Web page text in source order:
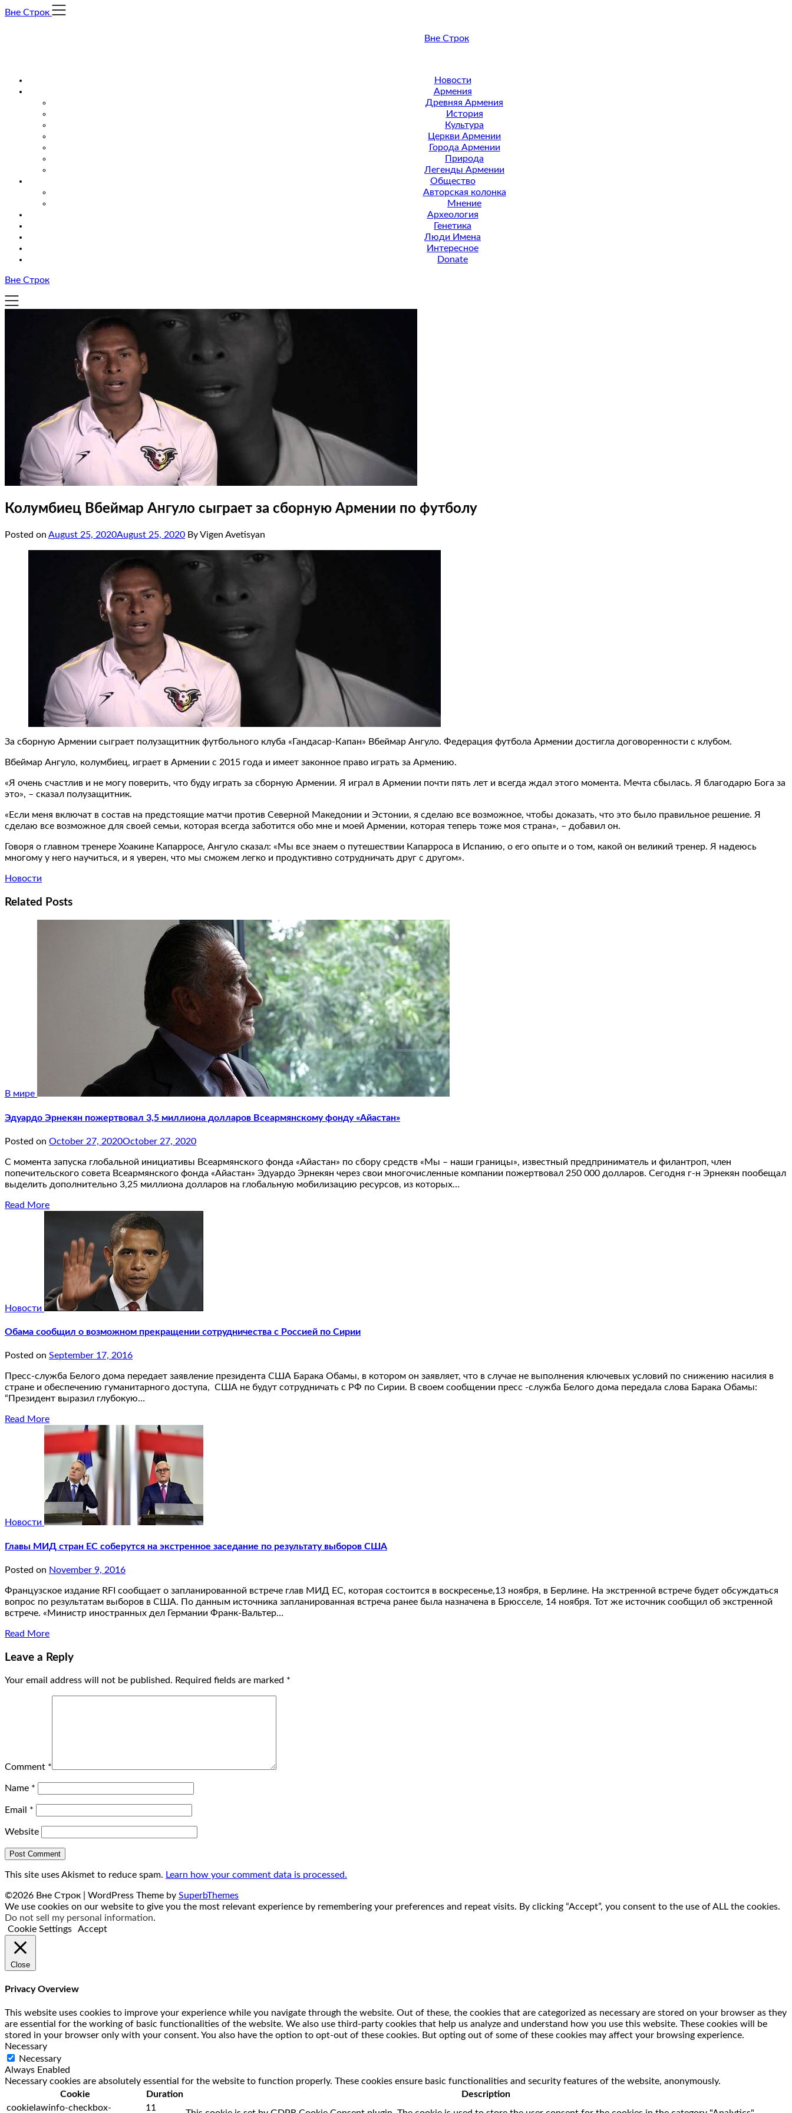
Skip
Вне Строк
Вне Строк
Новости
Армения
Древняя Армения
История
Культура
Церкви Армении
Города Армении
Природа
Легенды Армении
Общество
Авторская колонка
Мнение
Археология
Генетика
Люди Имена
Интересное
Donate
Вне Строк
Колумбиец Вбеймар Ангуло сыграет за сборную Армении по футболу
Posted on August 25, 2020August 25, 2020 By Vigen Avetisyan
За сборную Армении сыграет полузащитник футбольного клуба «Гандасар-Капан» Вбеймар Ангуло. Федерация футбола Армении достигла договоренности с клубом.
Вбеймар Ангуло, колумбиец, играет в Армении с 2015 года и имеет законное право играть за Армению.
«Я очень счастлив и не могу поверить, что буду играть за сборную Армении. Я играл в Армении почти пять лет и всегда ждал этого момента. Мечта сбылась. Я благодарю Бога за
это», – сказал полузащитник.
«Если меня включат в состав на предстоящие матчи против Северной Македонии и Эстонии, я сделаю все возможное, чтобы доказать, что это было правильное решение. Я
сделаю все возможное для своей семьи, которая всегда заботится обо мне и моей Армении, которая теперь тоже моя страна», – добавил он.
Говоря о главном тренере Хоакине Капарросе, Ангуло сказал: «Мы все знаем о путешествии Капарроса в Испанию, о его опыте и о том, какой он великий тренер. Я надеюсь
многому у него научиться, и я уверен, что мы сможем легко и продуктивно сотрудничать друг с другом».
Новости
Related Posts
В мире
Эдуардо Эрнекян пожертвовал 3,5 миллиона долларов Всеармянскому фонду «Айастан»
Posted on October 27, 2020October 27, 2020
С момента запуска глобальной инициативы Всеармянского фонда «Айастан» по сбору средств «Мы – наши границы», известный предприниматель и филантроп, член
попечительского совета Всеармянского фонда «Айастан» Эдуардо Эрнекян через свои многочисленные компании пожертвовал 250 000 долларов. Сегодня г-н Эрнекян пообещал
выделить дополнительно 3,25 миллиона долларов на глобальную мобилизацию ресурсов, из которых…
Read More
Новости
Обама сообщил о возможном прекращении сотрудничества с Россией по Сирии
Posted on September 17, 2016
Пресс-служба Белого дома передает заявление президента США Барака Обамы, в котором он заявляет, что в случае не выполнения ключевых условий по снижению насилия в
стране и обеспечению гуманитарного доступа, США не будут сотрудничать с РФ по Сирии. В своем сообщении пресс -служба Белого дома передала слова Барака Обамы:
“Президент выразил глубокую…
Read More
Новости
Главы МИД стран ЕС соберутся на экстренное заседание по результату выборов США
Posted on November 9, 2016
Французское издание RFI сообщает о запланированной встрече глав МИД ЕС, которая состоится в воскресенье,13 ноября, в Берлине. На экстренной встрече будет обсуждаться
вопрос по результатам выборов в США. По данным источника запланированная встреча ранее была назначена в Брюсселе, 14 ноября. Тот же источник сообщил об экстренной
встрече. «Министр иностранных дел Германии Франк-Вальтер…
Read More
Leave a Reply
Your email address will not be published. Required fields are marked *
Comment *
Name *
Email *
Website
This site uses Akismet to reduce spam. Learn how your comment data is processed.
©2026 Вне Строк | WordPress Theme by SuperbThemes
We use cookies on our website to give you the most relevant experience by remembering your preferences and repeat visits. By clicking “Accept”, you consent to the use of ALL the cookies.
Do not sell my personal information.
Cookie Settings
Accept
Close
Privacy Overview
This website uses cookies to improve your experience while you navigate through the website. Out of these, the cookies that are categorized as necessary are stored on your browser as they
are essential for the working of basic functionalities of the website. We also use third-party cookies that help us analyze and understand how you use this website. These cookies will be
stored in your browser only with your consent. You also have the option to opt-out of these cookies. But opting out of some of these cookies may affect your browsing experience.
Necessary
Necessary
Always Enabled
Necessary cookies are absolutely essential for the website to function properly. These cookies ensure basic functionalities and security features of the website, anonymously.
Cookie
Duration
Description
cookielawinfo-checkbox-
11